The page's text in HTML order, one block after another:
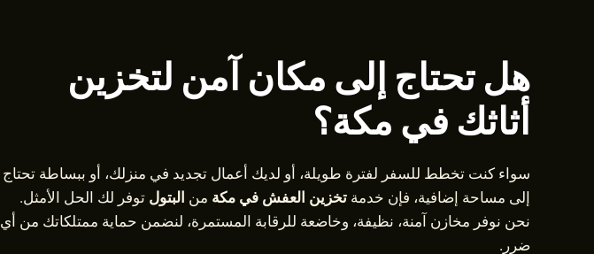
هل تحتاج إلى مكان آمن لتخزين
أثاثك في مكة؟
سواء كنت تخطط للسفر لفترة طويلة، أو لديك أعمال تجديد في منزلك، أو ببساطة تحتاج
إلى مساحة إضافية، فإن خدمة تخزين العفش في مكة من البتول توفر لك الحل الأمثل.
نحن نوفر مخازن آمنة، نظيفة، وخاضعة للرقابة المستمرة، لنضمن حماية ممتلكاتك من أي
ضرر.